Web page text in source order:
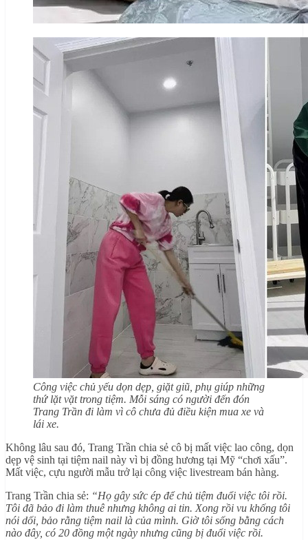
Công việc chủ yếu dọn dẹp, giặt giũ, phụ giúp những
thứ lặt vặt trong tiệm. Mỗi sáng có người đến đón
Trang Trần đi làm vì cô chưa đủ điều kiện mua xe và
lái xe.
Không lâu sau đó, Trang Trần chia sẻ cô bị mất việc lao công, dọn
dẹp vệ sinh tại tiệm nail này vì bị đồng hương tại Mỹ “chơi xấu”.
Mất việc, cựu người mẫu trở lại công việc livestream bán hàng.
Trang Trần chia sẻ: “Họ gây sức ép để chủ tiệm đuổi việc tôi rồi.
Tôi đã bảo đi làm thuê nhưng không ai tin. Xong rồi vu khống tôi
nói dối, bảo rằng tiệm nail là của mình. Giờ tôi sống bằng cách
nào đây, có 20 đồng một ngày nhưng cũng bị đuổi việc rồi.